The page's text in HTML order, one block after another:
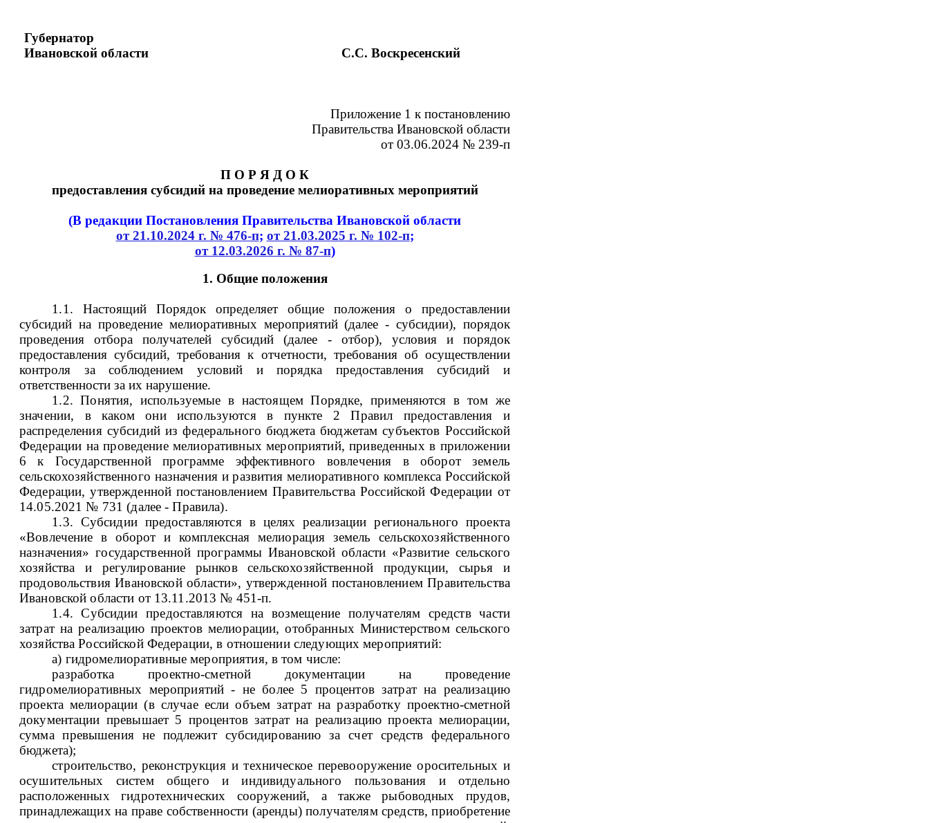
Губернатор
Ивановской области
С.С. Воскресенский
Приложение 1 к постановлению
Правительства Ивановской области
от 03.06.2024 № 239-п
П О Р Я Д О К
предоставления субсидий на проведение мелиоративных мероприятий
(В редакции Постановления Правительства Ивановской области
от 21.10.2024 г. № 476-п; от 21.03.2025 г. № 102-п;
от 12.03.2026 г. № 87-п)
1. Общие положения
1.1. Настоящий Порядок определяет общие положения о предоставлении
субсидий на проведение мелиоративных мероприятий (далее - субсидии), порядок
проведения отбора получателей субсидий (далее - отбор), условия и порядок
предоставления субсидий, требования к отчетности, требования об осуществлении
контроля за соблюдением условий и порядка предоставления субсидий и
ответственности за их нарушение.
1.2. Понятия, используемые в настоящем Порядке, применяются в том же
значении, в каком они используются в пункте 2 Правил предоставления и
распределения субсидий из федерального бюджета бюджетам субъектов Российской
Федерации на проведение мелиоративных мероприятий, приведенных в приложении
6 к Государственной программе эффективного вовлечения в оборот земель
сельскохозяйственного назначения и развития мелиоративного комплекса Российской
Федерации, утвержденной постановлением Правительства Российской Федерации от
14.05.2021 № 731 (далее - Правила).
1.3. Субсидии предоставляются в целях реализации регионального проекта
«Вовлечение в оборот и комплексная мелиорация земель сельскохозяйственного
назначения» государственной программы Ивановской области «Развитие сельского
хозяйства и регулирование рынков сельскохозяйственной продукции, сырья и
продовольствия Ивановской области», утвержденной постановлением Правительства
Ивановской области от 13.11.2013 № 451-п.
1.4. Субсидии предоставляются на возмещение получателям средств части
затрат на реализацию проектов мелиорации, отобранных Министерством сельского
хозяйства Российской Федерации, в отношении следующих мероприятий:
а) гидромелиоративные мероприятия, в том числе:
разработка проектно-сметной документации на проведение
гидромелиоративных мероприятий - не более 5 процентов затрат на реализацию
проекта мелиорации (в случае если объем затрат на разработку проектно-сметной
документации превышает 5 процентов затрат на реализацию проекта мелиорации,
сумма превышения не подлежит субсидированию за счет средств федерального
бюджета);
строительство, реконструкция и техническое перевооружение оросительных и
осушительных систем общего и индивидуального пользования и отдельно
расположенных гидротехнических сооружений, а также рыбоводных прудов,
принадлежащих на праве собственности (аренды) получателям средств, приобретение